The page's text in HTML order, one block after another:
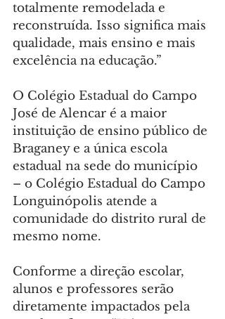
totalmente remodelada e
reconstruída. Isso significa mais
qualidade, mais ensino e mais
excelência na educação.”
O Colégio Estadual do Campo
José de Alencar é a maior
instituição de ensino público de
Braganey e a única escola
estadual na sede do município
– o Colégio Estadual do Campo
Longuinópolis atende a
comunidade do distrito rural de
mesmo nome.
Conforme a direção escolar,
alunos e professores serão
diretamente impactados pela